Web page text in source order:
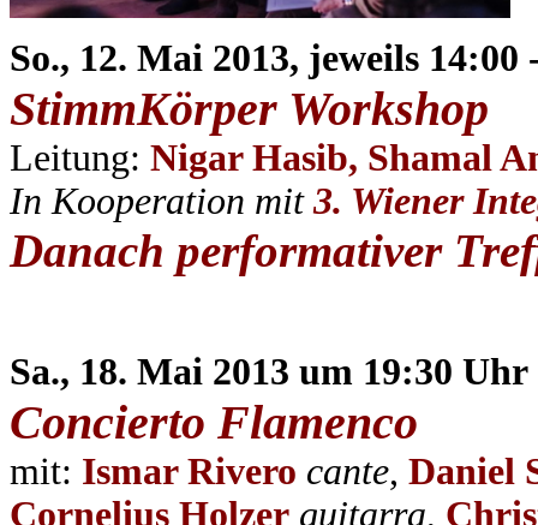
So., 12. Mai 2013, jeweils 14:00
StimmKörper Workshop
Leitung: Nigar Hasib, Shamal
In Kooperation mit 3. Wiener
Danach performativer
Sa., 18. Mai 2013 um 19:30 Uhr
Concierto Flamenco
mit: Ismar Rivero cante, Daniel
Cornelius Holzer guitarra,